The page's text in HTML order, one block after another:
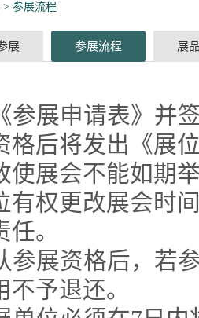
> 参展流程
展 参展流程 展
参展申请表》并
格后将发出《展
使展会不能如期
有权更改展会时
。
参展资格后，若
予退还。